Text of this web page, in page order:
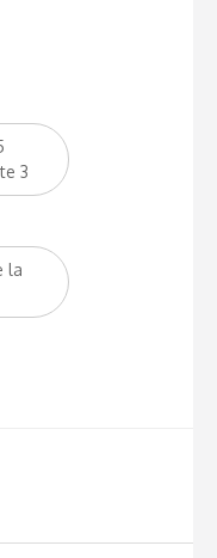
3
la